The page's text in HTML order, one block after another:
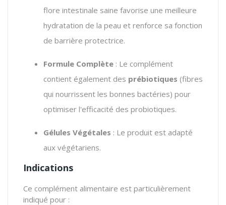
flore intestinale saine favorise une meilleure
hydratation de la peau et renforce sa fonction
de barrière protectrice.
Formule Complète : Le complément
contient également des prébiotiques (fibres
qui nourrissent les bonnes bactéries) pour
optimiser l'efficacité des probiotiques.
Gélules Végétales : Le produit est adapté
aux végétariens.
Indications
Ce complément alimentaire est particulièrement
indiqué pour :